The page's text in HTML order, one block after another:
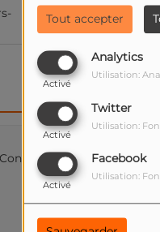
Tout accepter
Analytics
Activé
Utilisation:
Twitter
Activé
Utilisation:
Facebook
Activé
Utilisation:
Connectez-vous pour